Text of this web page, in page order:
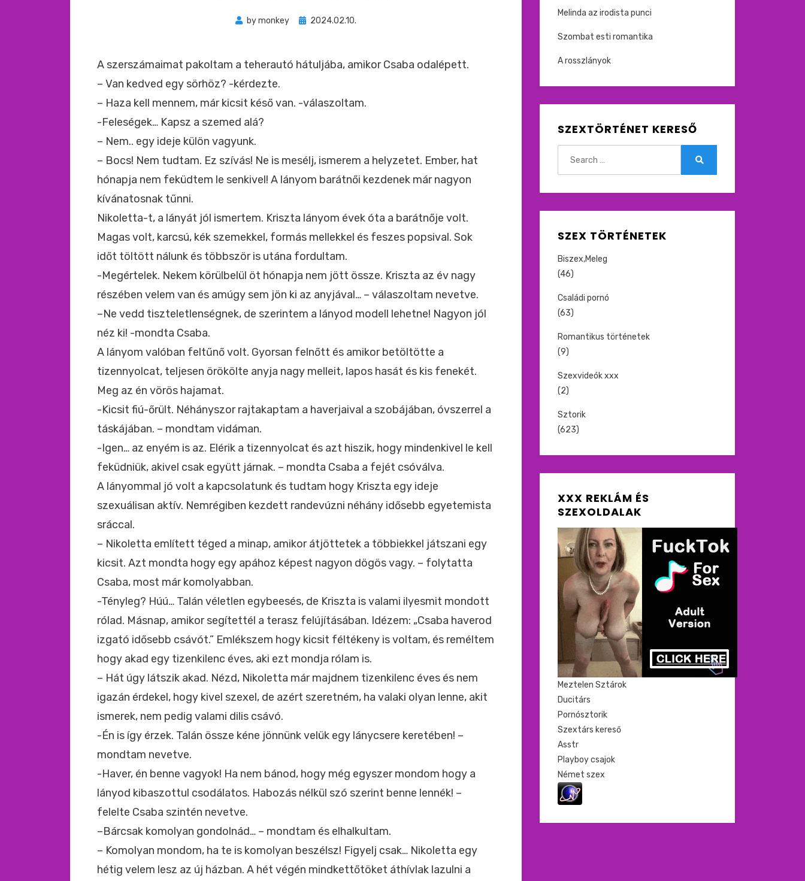
bymonkey
Beküldve
2024.02.10.
A szerszámaimat pakoltam a teherautó hátuljába, amikor Csaba odalépett.
– Van kedved egy sörhöz? -kérdezte.
– Haza kell mennem, már kicsit késő van. -válaszoltam.
-Feleségek… Kapsz a szemed alá?
– Nem.. egy ideje külön vagyunk.
– Bocs! Nem tudtam. Ez szívás! Ne is mesélj, ismerem a helyzetet. Ember, hat
hónapja nem feküdtem le senkivel! A lányom barátnői kezdenek már nagyon
kívánatosnak tűnni.
Nikoletta-t, a lányát jól ismertem. Kriszta lányom évek óta a barátnője volt.
Magas volt, karcsú, kék szemekkel, formás mellekkel és feszes popsival. Sok
időt töltött nálunk és többször is utána fordultam.
-Megértelek. Nekem körülbelül öt hónapja nem jött össze. Kriszta az év nagy
részében velem van és amúgy sem jön ki az anyjával… – válaszoltam nevetve.
–Ne vedd tiszteletlenségnek, de szerintem a lányod modell lehetne! Nagyon jól
néz ki! -mondta Csaba.
A lányom valóban feltűnő volt. Gyorsan felnőtt és amikor betöltötte a
tizennyolcat, teljesen örökölte anyja nagy melleit, lapos hasát és kis fenekét.
Meg az én vörös hajamat.
-Kicsit fiú-őrült. Néhányszor rajtakaptam a haverjaival a szobájában, óvszerrel a
táskájában. – mondtam vidáman.
-Igen… az enyém is az. Elérik a tizennyolcat és azt hiszik, hogy mindenkivel le kell
feküdniük, akivel csak együtt járnak. – mondta Csaba a fejét csóválva.
A lányommal jó volt a kapcsolatunk és tudtam hogy Kriszta egy ideje
szexuálisan aktív. Nemrégiben kezdett randevúzni néhány idősebb egyetemista
sráccal.
– Nikoletta említett téged a minap, amikor átjöttetek a többiekkel játszani egy
kicsit. Azt mondta hogy egy apához képest nagyon dögös vagy. – folytatta
Csaba, most már komolyabban.
-Tényleg? Húú… Talán véletlen egybeesés, de Kriszta is valami ilyesmit mondott
rólad. Másnap, amikor segítettél a terasz felújításában. Idézem: „Csaba haverod
izgató idősebb csávót.” Emlékszem hogy kicsit féltékeny is voltam, és reméltem
hogy akad egy tizenkilenc éves, aki ezt mondja rólam is.
– Hát úgy látszik akad. Nézd, Nikoletta már majdnem tizenkilenc éves és nem
igazán érdekel, hogy kivel szexel, de azért szeretném, ha valaki olyan lenne, akit
ismerek, nem pedig valami dilis csávó.
-Én is így érzek. Talán össze kéne jönnünk velük egy lánycsere keretében! –
mondtam nevetve.
-Haver, én benne vagyok! Ha nem bánod, hogy még egyszer mondom hogy a
lányod kibaszottul csodálatos. Habozás nélkül szó szerint benne lennék! –
felelte Csaba szintén nevetve.
–Bárcsak komolyan gondolnád… – mondtam és elhalkultam.
– Komolyan mondom, ha te is komolyan beszélsz! Figyelj csak… Nikoletta egy
hétig velem lesz az új házban. A hét végén mindkettőtöket áthívlak lazulni a
Melinda az irodista punci
Szombat esti romantika
A rosszlányok
SZEXTÖRTÉNET KERESŐ
SZEX TÖRTÉNETEK
Biszex,Meleg
(46)
Családi pornó
(63)
Romantikus történetek
(9)
Szexvideók xxx
(2)
Sztorik
(623)
XXX REKLÁM ÉS
SZEXOLDALAK
Meztelen Sztárok
Ducitárs
Pornósztorik
Szextárs kereső
Asstr
Playboy csajok
Német szex